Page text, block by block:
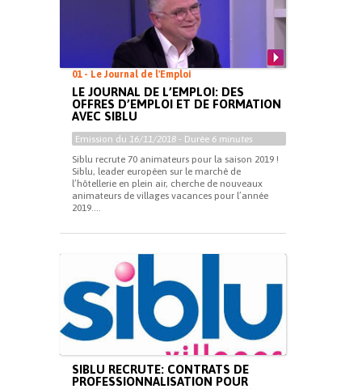
01 - Le Journal de l'Emploi
LE JOURNAL DE L’EMPLOI: DES
OFFRES D’EMPLOI ET DE FORMATION
AVEC SIBLU
Emission du 16/11/2018 - Durée 6 minutes
Siblu recrute 70 animateurs pour la saison 2019 !
Siblu, leader européen sur le marché de
l’hôtellerie en plein air, cherche de nouveaux
animateurs de villages vacances pour l’année
2019....
SIBLU RECRUTE: CONTRATS DE
PROFESSIONNALISATION POUR